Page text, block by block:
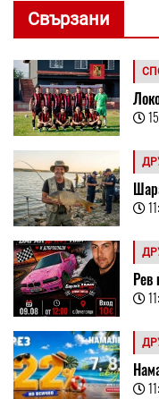
Свързани
Рев